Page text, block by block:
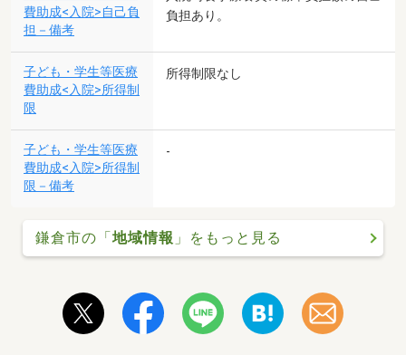
費助成<入院>自己負
担－備考
負担あり。
子ども・学生等医療
費助成<入院>所得制
限
所得制限なし
子ども・学生等医療
費助成<入院>所得制
限－備考
-
鎌倉市の「地域情報 」をもっと見る